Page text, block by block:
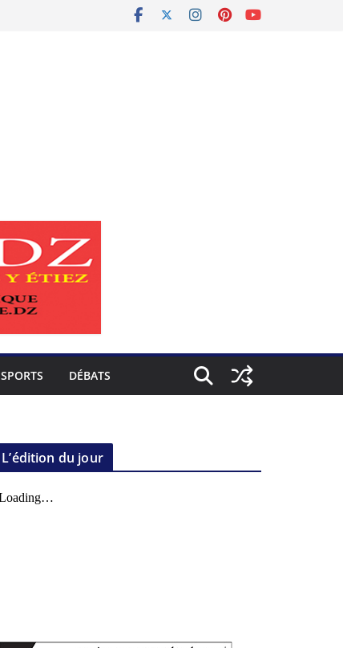
SPORTS DÉBATS
L’édition du jour